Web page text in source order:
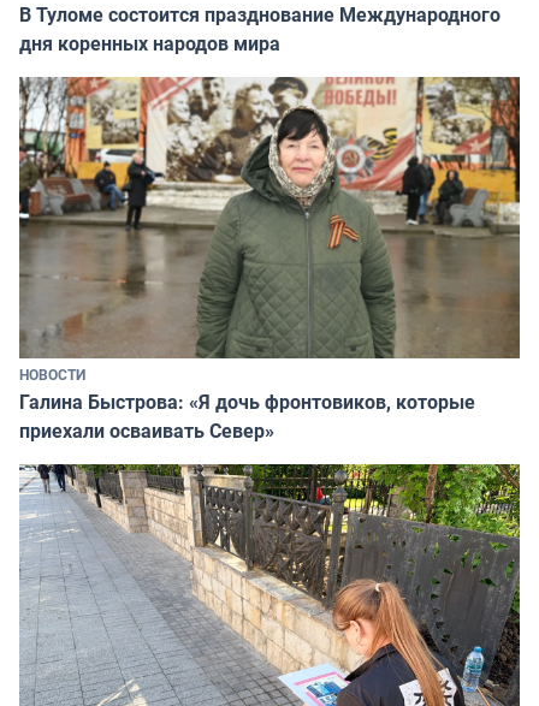
В Туломе состоится празднование Международного
дня коренных народов мира
НОВОСТИ
Галина Быстрова: «Я дочь фронтовиков, которые
приехали осваивать Север»